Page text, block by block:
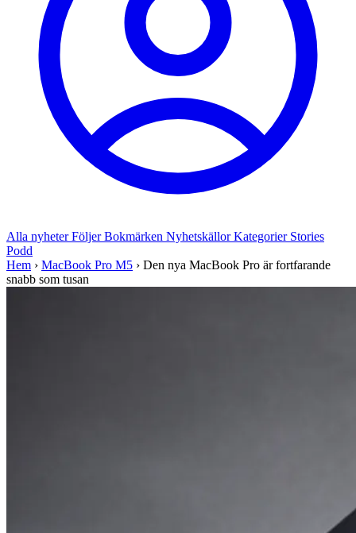
Alla nyheterFöljerBokmärken NyhetskällorKategorier Stories
Podd
Hem › MacBook Pro M5 › Den nya MacBook Pro är fortfarande
snabb som tusan